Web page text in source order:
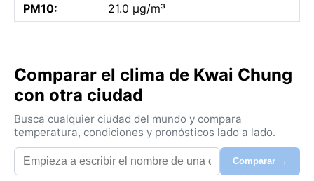
PM10:
21.0 µg/m³
Comparar el clima de Kwai Chung
con otra ciudad
Busca cualquier ciudad del mundo y compara
temperatura, condiciones y pronósticos lado a lado.
Comparar →